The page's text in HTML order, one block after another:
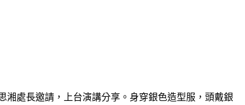
湘處長邀請，上台演講分享。身穿銀色造型服，頭戴銀